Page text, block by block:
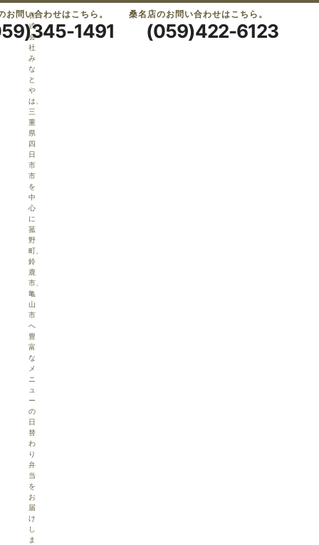
株
式
会
社
み
な
と
や
は、
三
重
県
四
日
市
市
を
中
心
に
菰
野
町、
鈴
鹿
市、
亀
山
市
へ
豊
富
な
メ
ニ
ュ
ー
の
日
替
わ
り
弁
当
を
お
届
け
し
ま
お問い合わせはこちら。
1491
桑名店のお問い合わせはこちら。
(059)422-6123